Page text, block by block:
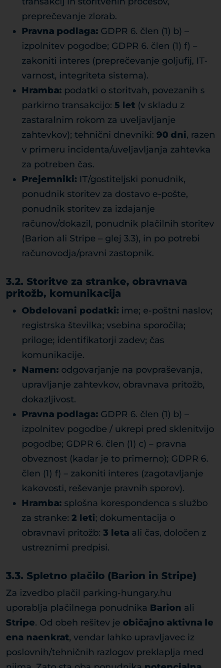
preprečevanje zlorab.
Pravna podlaga: GDPR 6. člen (1) b) –
izpolnitev pogodbe; GDPR 6. člen (1) f) –
zakoniti interes (preprečevanje goljufij, IT-
varnost, integriteta sistema).
Hramba: podatki o storitvah, povezanih s
parkirno transakcijo: 5 let (v skladu z
zastaralnim rokom za uveljavljanje
zahtevkov); tehnični dnevniki: 90 dni, razen
v primeru incidenta/uveljavljanja zahtevka
za potreben čas.
Prejemniki: IT/gostiteljski ponudnik,
ponudnik storitev za dostavo e-pošte,
ponudnik storitev za izdajanje
računov/dokazil, ponudnik plačilnih storitev
(Barion ali Stripe – glej 3.3), in po potrebi
računovodja/pravni zastopnik.
3.2. Storitve za stranke, obravnava
pritožb, komunikacija
Obdelovani podatki: ime; e-poštni naslov;
registrska številka; vsebina sporočila;
priloge; identifikatorji zadev; čas
komunikacije.
Namen: odgovarjanje na povpraševanja,
upravljanje zahtevkov, obravnava pritožb,
dokazljivost.
Pravna podlaga: GDPR 6. člen (1) b) –
izpolnitev pogodbe / ukrepi pred sklenitvijo
pogodbe; GDPR 6. člen (1) c) – pravna
obveznost (kadar je to primerno); GDPR 6.
člen (1) f) – zakoniti interes (zagotavljanje
kakovosti, reševanje pravnih sporov).
Hramba: splošna korespondenca s službo
za stranke: 2 leti; dokumentacija o
obravnavi pritožb: 3 leta ali čas, določen z
ustreznimi predpisi.
3.3. Spletno plačilo (Barion in Stripe)
Za izvedbo plačil parking-hungary.hu
uporablja plačilnega ponudnika Barion ali
Stripe. Od obeh rešitev je običajno aktivna le
ena naenkrat, vendar lahko upravljavec iz
poslovnih/tehničnih razlogov preklaplja med